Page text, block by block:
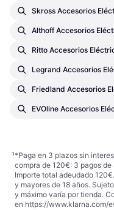
Skross Accesorios
Althoff Accesorios
Ritto Accesorios
Legrand Accesorios
Friedland Accesorios
EVOline Accesorios
¹*Paga en 3 plazos sin
compra de 120€: 3 pagos de
Importe total adeudado
y mayores de 18 años.
y máximo varía por tienda.
en https://www.klarna.com/